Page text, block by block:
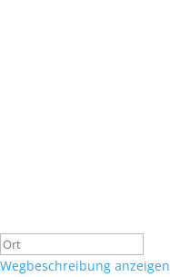
Wegbeschreibung anzeigen